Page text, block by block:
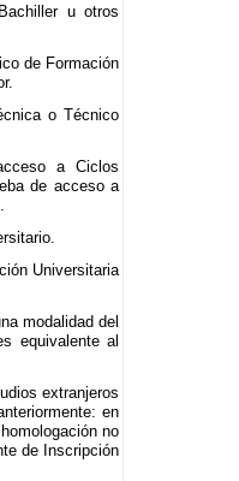
u otros
de Formación
o Técnico
a Ciclos
de acceso a
Universitaria
modalidad del
equivalente al
extranjeros
en
no
de Inscripción